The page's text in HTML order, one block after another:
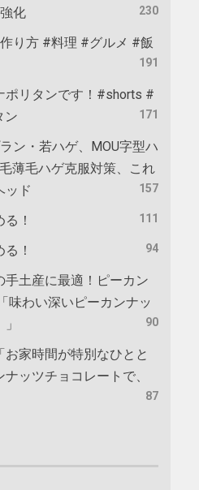
化
230
り方 #料理 #グルメ #飯
191
ポリタンです！#shorts #
ン
171
ン・若ハゲ、MOU字型ハ
薄毛ハゲ克服対策、これ
ッド
157
！ 111
！ 94
土産に最適！ピーカン
味わい深いピーカンナッ
90
家時間が特別なひとと
ッツチョコレートで、
87